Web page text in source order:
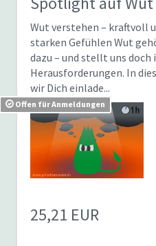
Wut verstehen – kraftvoll
starken Gefühlen Wut
dazu – und stellt uns doch
Herausforderungen. In
wir Dich einlade...
Offen für Anmeldungen
25,21 EUR